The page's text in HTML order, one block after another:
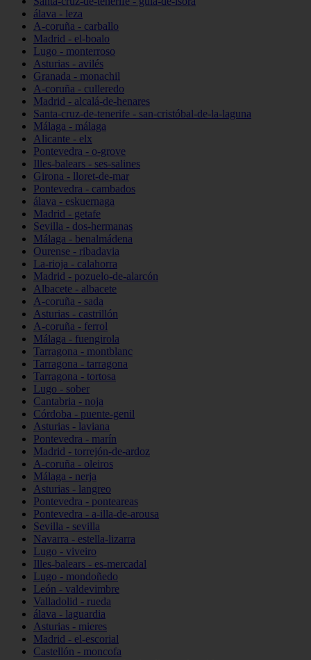
álava - leza
A-coruña - carballo
Madrid - el-boalo
Lugo - monterroso
Asturias - avilés
Granada - monachil
A-coruña - culleredo
Madrid - alcalá-de-henares
Santa-cruz-de-tenerife - san-cristóbal-de-la-laguna
Málaga - málaga
Alicante - elx
Pontevedra - o-grove
Illes-balears - ses-salines
Girona - lloret-de-mar
Pontevedra - cambados
álava - eskuernaga
Madrid - getafe
Sevilla - dos-hermanas
Málaga - benalmádena
Ourense - ribadavia
La-rioja - calahorra
Madrid - pozuelo-de-alarcón
Albacete - albacete
A-coruña - sada
Asturias - castrillón
A-coruña - ferrol
Málaga - fuengirola
Tarragona - montblanc
Tarragona - tarragona
Tarragona - tortosa
Lugo - sober
Cantabria - noja
Córdoba - puente-genil
Asturias - laviana
Pontevedra - marín
Madrid - torrejón-de-ardoz
A-coruña - oleiros
Málaga - nerja
Asturias - langreo
Pontevedra - ponteareas
Pontevedra - a-illa-de-arousa
Sevilla - sevilla
Navarra - estella-lizarra
Lugo - viveiro
Illes-balears - es-mercadal
Lugo - mondoñedo
León - valdevimbre
Valladolid - rueda
álava - laguardia
Asturias - mieres
Madrid - el-escorial
Castellón - moncofa